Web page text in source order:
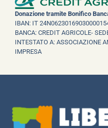
Donazione tramite Bonifico
IBAN: IT
BANCA: CREDIT AGRICOLE-
INTESTATO A: ASSOCIAZIONE
IMPRESA